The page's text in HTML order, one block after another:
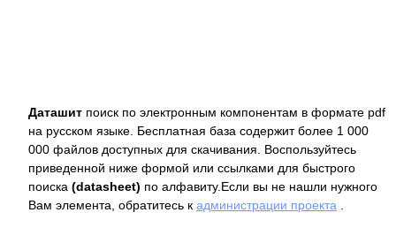
Даташит поиск по электронным компонентам в формате pdf
на русском языке. Бесплатная база содержит более 1 000
000 файлов доступных для скачивания. Воспользуйтесь
приведенной ниже формой или ссылками для быстрого
поиска (datasheet) по алфавиту.Если вы не нашли нужного
Вам элемента, обратитесь к администрации проекта